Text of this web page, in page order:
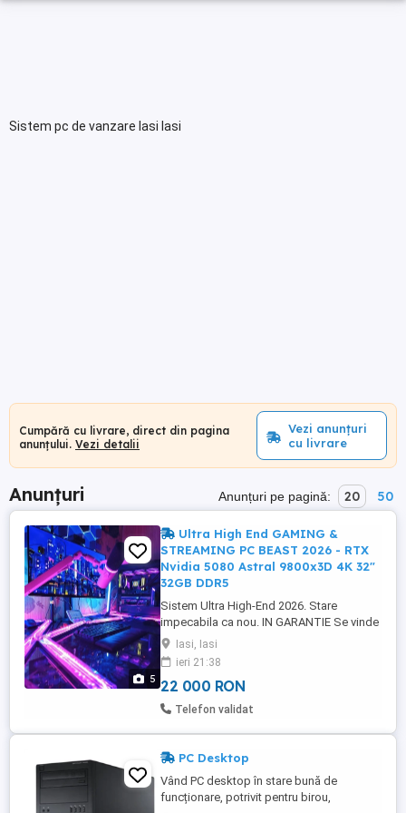
Sistem pc de vanzare Iasi Iasi
Cumpără cu livrare, direct din pagina
anunțului. Vezi detalii
Vezi anunțuri
cu livrare
Anunțuri Anunțuri pe pagină: 20 50
5
Ultra High End GAMING &
STREAMING PC BEAST 2026 - RTX
Nvidia 5080 Astral 9800x3D 4K 32"
32GB DDR5
Sistem Ultra High-End 2026. Stare
impecabila ca nou. IN GARANTIE Se vinde
tot pachetul optimizat pt streaming si
latenta ultra scazuta in shootere
competitive online de mare viteza gen CS,
COD, BATTLEFIELD, VALORANT,
FORTNITE. Dar este pregatit si pt jocurile
Iasi, Iasi
ieri 21:38
22 000 RON
Telefon validat
PC Desktop
Vând PC desktop în stare bună de
funcționare, potrivit pentru birou,